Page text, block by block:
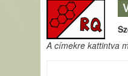
A címekre kattintva